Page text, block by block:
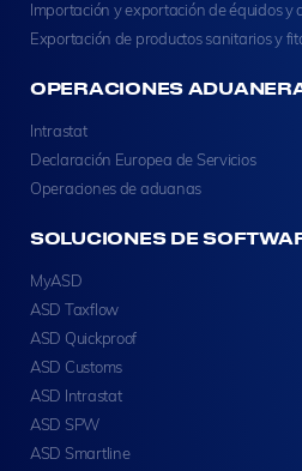
Importación y exportación de équidos y
Exportación de productos sanitarios y
OPERACIONES
Intrastat
Declaración Europea de Servicios
Operaciones de aduanas
SOLUCIONES DE
MyASD
ASD Taxflow
ASD Quickproof
ASD Customs
ASD Intrastat
ASD SPW
ASD Smartline